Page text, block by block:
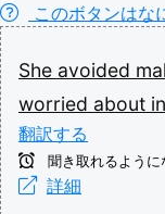
このボタンはな
She avoided
worried about
翻訳する
聞き取れるように
詳細